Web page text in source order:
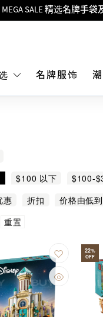
/ Hobo Mini人气限量特
号铺旗舰店特设名牌
SALE 精选名牌手袋
名牌服饰
$100 以下 $100-
惠 折扣 价格由低
重置
22%
OFF